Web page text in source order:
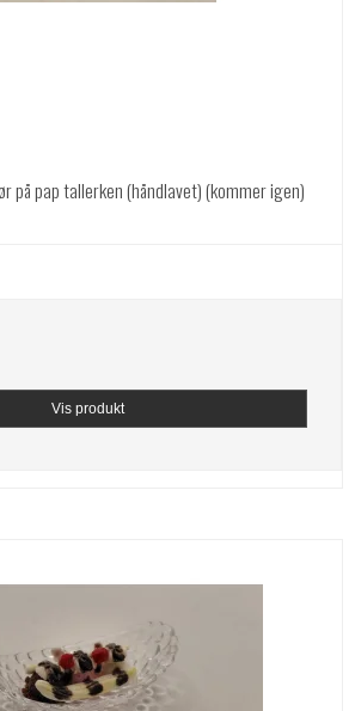
på pap tallerken (håndlavet) (kommer igen)
Vis produkt